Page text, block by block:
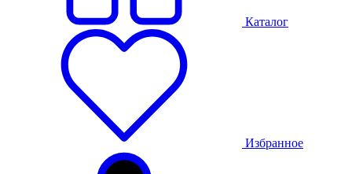
Каталог
Избранное